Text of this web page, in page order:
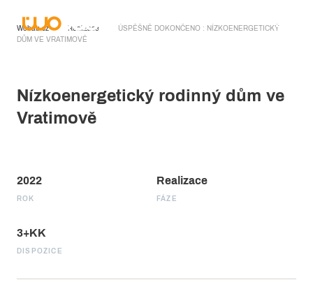
Wobau.cz Realizace
ÚSPĚŠNĚ DOKONČENO : NÍZKOENERGETICKÝ
DŮM VE VRATIMOVĚ
Nízkoenergetický rodinný dům ve
Vratimově
2022
ROK
Realizace
FÁZE
3+KK
DISPOZICE